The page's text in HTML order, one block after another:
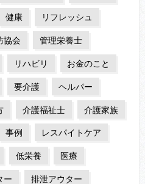
健康 リフレッシュ
協会 管理栄養士
リハビリ お金のこと
要介護 ヘルパー
介護福祉士 介護家族
事例 レスパイトケア
低栄養 医療
ー 排泄アウター